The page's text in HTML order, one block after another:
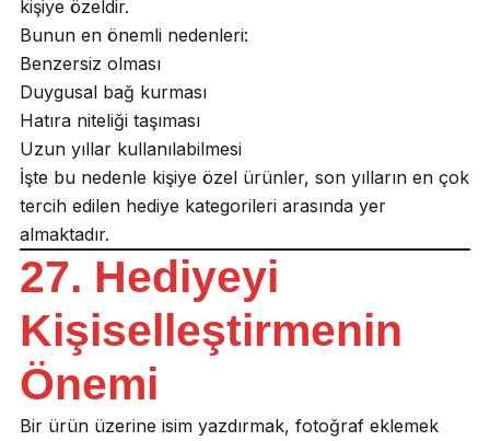
kişiye özeldir.
Bunun en önemli nedenleri:
Benzersiz olması
Duygusal bağ kurması
Hatıra niteliği taşıması
Uzun yıllar kullanılabilmesi
İşte bu nedenle kişiye özel ürünler, son yılların en çok
tercih edilen hediye kategorileri arasında yer
almaktadır.
27. Hediyeyi
Kişiselleştirmenin
Önemi
Bir ürün üzerine isim yazdırmak, fotoğraf eklemek